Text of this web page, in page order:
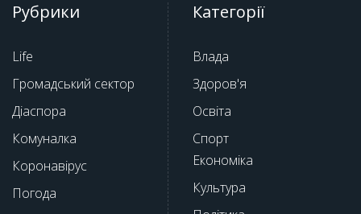
Рубрики
Life
Громадський сектор
Діаспора
Комуналка
Коронавірус
Погода
Категорії
Влада
Здоров'я
Освіта
Спорт
Економіка
Культура